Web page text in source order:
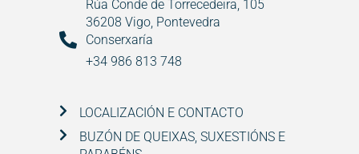
Rúa Conde de Torrecedeira, 105
36208 Vigo, Pontevedra
Conserxaría
+34 986 813 748
LOCALIZACIÓN E CONTACTO
BUZÓN DE QUEIXAS, SUXESTIÓNS E